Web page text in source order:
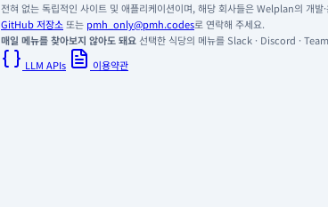
전혀 없는 독립적인 사이트 및 애플리케이션이며, 해당 회사들은 Welplan의 개발
GitHub 저장소 또는 pmh_only@pmh.codes로 연락해 주세요.
매일 메뉴를 찾아보지 않아도 돼요선택한 식당의 메뉴를 Slack · Discord ·
LLM APIs
이용약관